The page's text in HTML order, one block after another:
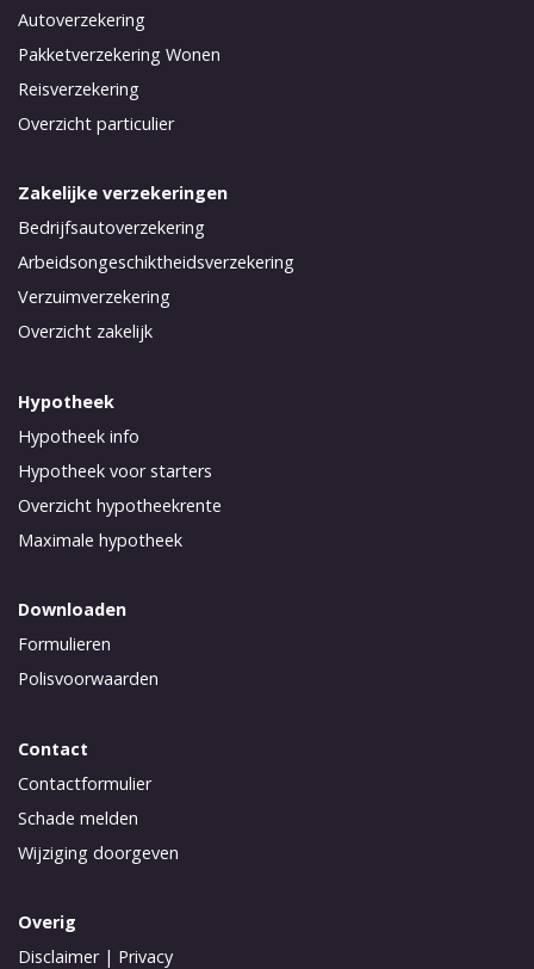
Autoverzekering
Pakketverzekering Wonen
Reisverzekering
Overzicht particulier
Zakelijke verzekeringen
Bedrijfsautoverzekering
Arbeidsongeschiktheidsverzekering
Verzuimverzekering
Overzicht zakelijk
Hypotheek
Hypotheek info
Hypotheek voor starters
Overzicht hypotheekrente
Maximale hypotheek
Downloaden
Formulieren
Polisvoorwaarden
Contact
Contactformulier
Schade melden
Wijziging doorgeven
Overig
Disclaimer| Privacy